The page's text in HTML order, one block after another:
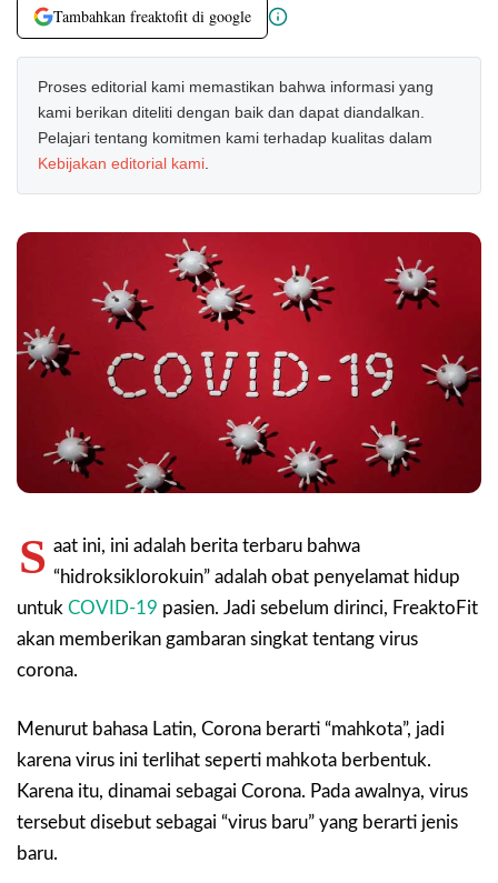
Tambahkan freaktofit di google
Proses editorial kami memastikan bahwa informasi yang
kami berikan diteliti dengan baik dan dapat diandalkan.
Pelajari tentang komitmen kami terhadap kualitas dalam
Kebijakan editorial kami
S aat ini, ini adalah berita terbaru bahwa
“hidroksiklorokuin” adalah obat penyelamat hidup
untuk COVID-19 pasien. Jadi sebelum dirinci, FreaktoFit
akan memberikan gambaran singkat tentang virus
corona.
Menurut bahasa Latin, Corona berarti “mahkota”, jadi
karena virus ini terlihat seperti mahkota berbentuk.
Karena itu, dinamai sebagai Corona. Pada awalnya, virus
tersebut disebut sebagai “virus baru” yang berarti jenis
baru.